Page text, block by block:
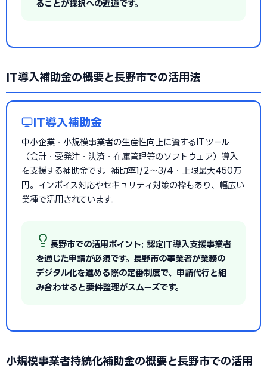
ることが採択への近道です。
IT導入補助金の概要と長野市での活用法
IT導入補助金
中小企業・小規模事業者の生産性向上に資するITツール
（会計・受発注・決済・在庫管理等のソフトウェア）導入
を支援する補助金です。補助率1/2〜3/4・上限最大450万
円。インボイス対応やセキュリティ対策の枠もあり、幅広い
業種で活用されています。
長野市での活用ポイント: 認定IT導入支援事業者
を通じた申請が必須です。長野市の事業者が業務の
デジタル化を進める際の定番制度で、申請代行と組
み合わせると要件整理がスムーズです。
小規模事業者持続化補助金の概要と長野市での活用